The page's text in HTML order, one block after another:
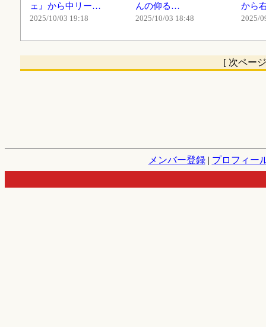
ェ』から中リー…
2025/10/03 19:18
んの仰る…
2025/10/03 18:48
から
2025/
[ 次
メンバー登録| プロフィー